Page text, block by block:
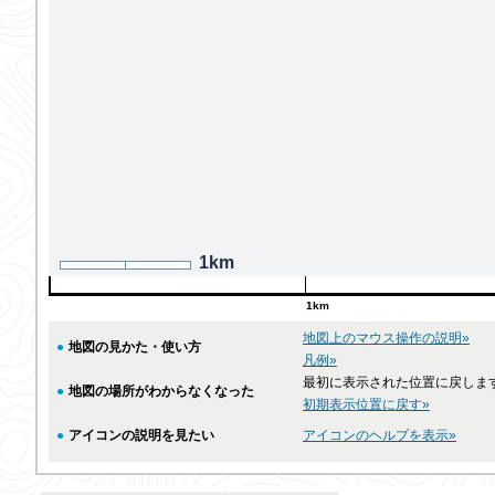
1km
1km
● 地図の見かた・使い方
地図上のマウス操作の説明»
凡例»
● 地図の場所がわからなくなった
最初に表示された位置に戻しま
初期表示位置に戻す»
● アイコンの説明を見たい アイコンのヘルプを表示»